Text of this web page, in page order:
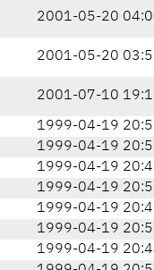
2001-05-20
2001-05-20
2001-07-10
1999-04-19
1999-04-19
1999-04-19
1999-04-19
1999-04-19
1999-04-19
1999-04-19